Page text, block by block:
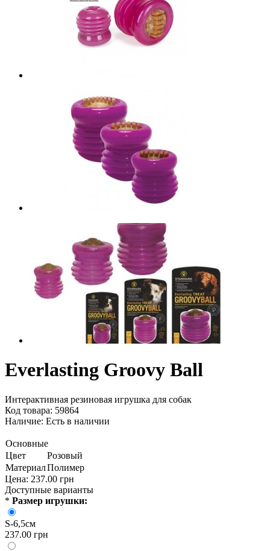
Everlasting Groovy Ball
Интерактивная резиновая игрушка для собак
Код товара: 59864
Наличие: Есть в наличии
Основные
Цвет
Розовый
МатериалПолимер
Цена: 237.00 грн
Доступные варианты
* Размер игрушки:
S-6,5см
237.00 грн